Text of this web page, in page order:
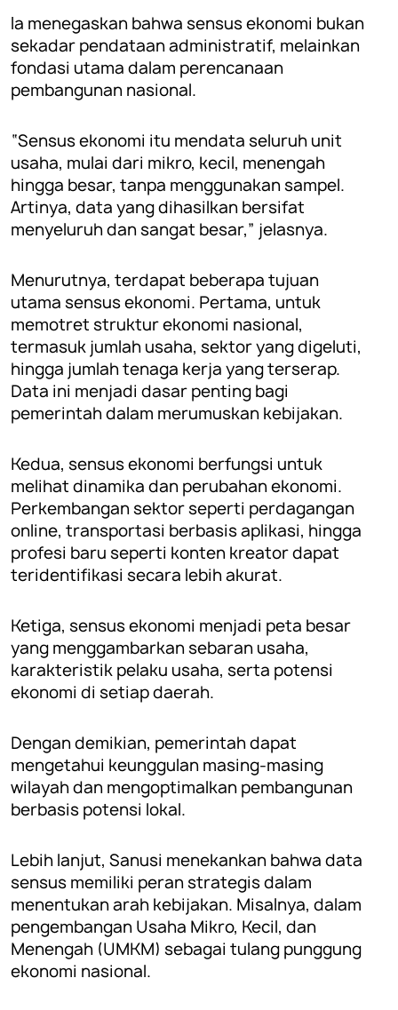
Ia menegaskan bahwa sensus ekonomi bukan
sekadar pendataan administratif, melainkan
fondasi utama dalam perencanaan
pembangunan nasional.
“Sensus ekonomi itu mendata seluruh unit
usaha, mulai dari mikro, kecil, menengah
hingga besar, tanpa menggunakan sampel.
Artinya, data yang dihasilkan bersifat
menyeluruh dan sangat besar,” jelasnya.
Menurutnya, terdapat beberapa tujuan
utama sensus ekonomi. Pertama, untuk
memotret struktur ekonomi nasional,
termasuk jumlah usaha, sektor yang digeluti,
hingga jumlah tenaga kerja yang terserap.
Data ini menjadi dasar penting bagi
pemerintah dalam merumuskan kebijakan.
Kedua, sensus ekonomi berfungsi untuk
melihat dinamika dan perubahan ekonomi.
Perkembangan sektor seperti perdagangan
online, transportasi berbasis aplikasi, hingga
profesi baru seperti konten kreator dapat
teridentifikasi secara lebih akurat.
Ketiga, sensus ekonomi menjadi peta besar
yang menggambarkan sebaran usaha,
karakteristik pelaku usaha, serta potensi
ekonomi di setiap daerah.
Dengan demikian, pemerintah dapat
mengetahui keunggulan masing-masing
wilayah dan mengoptimalkan pembangunan
berbasis potensi lokal.
Lebih lanjut, Sanusi menekankan bahwa data
sensus memiliki peran strategis dalam
menentukan arah kebijakan. Misalnya, dalam
pengembangan Usaha Mikro, Kecil, dan
Menengah (UMKM) sebagai tulang punggung
ekonomi nasional.